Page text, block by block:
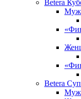
Betera
Betera